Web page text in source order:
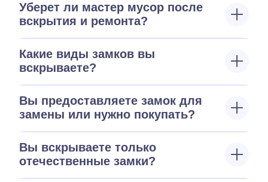
Уберет ли мастер мусор после
вскрытия и ремонта?
Какие виды замков вы
вскрываете?
Вы предоставляете замок для
замены или нужно покупать?
Вы вскрываете только
отечественные замки?